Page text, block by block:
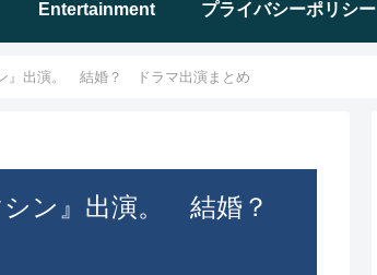
Entertainment プライバシーポリシー
』出演。 結婚？ ドラマ出演まとめ
シン』出演。 結婚？